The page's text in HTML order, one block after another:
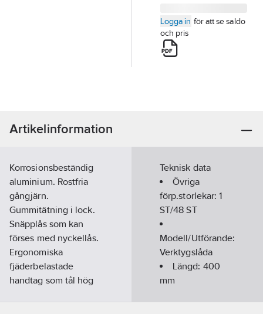
Logga in för att se saldo
och pris
Artikelinformation
Korrosionsbeständig
aluminium. Rostfria
gångjärn.
Gummitätning i lock.
Snäpplås som kan
förses med nyckellås.
Ergonomiska
fjäderbelastade
handtag som tål hög
Teknisk data
Övriga
förp.storlekar:1
ST/48 ST
Modell/Utförande:
Verktygslåda
Längd: 400
mm